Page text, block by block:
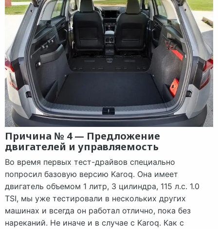
Причина № 4 — Предложение
двигателей и управляемость
Во время первых тест-драйвов специально
попросил базовую версию Karoq. Она имеет
двигатель объемом 1 литр, 3 цилиндра, 115 л.с. 1.0
TSI, мы уже тестировали в нескольких других
машинах и всегда он работал отлично, пока без
нареканий. Не иначе и в случае с Karoq. Как с